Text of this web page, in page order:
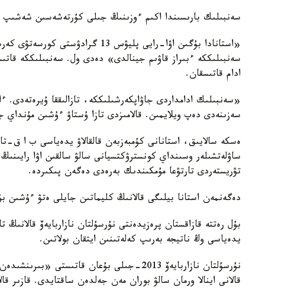
سەنبىلىك بارىسىندا اكىم ءوزىنىڭ جىلى كۇرتەشەسىن
«استانادا بۇگىن اۋا-رايى پليۋس
ادام قاتىسقان.
«سەنبىلىك ادامداردى جاۋاپكەرشىلىككە، تازالىققا
سەزىنەدى دەپ ويلايمىن. قالامىزدى تازا ۇستاۋ ءۇشىن
ساۋلەتشىلەر وسىنداي كونسترۋكتسيانى سالۋ سالقىن اۋا
تۋريستەردى تارتۋعا مۇمكىندىك بەرەدى دەگەن پىكىردە.
دەگەنمەن استانا بيلىگى قالانىڭ كليماتىن جايلى ەتۋ ءۇشىن
بۇل رەتتە قازاقستان پرەزيدەنتى نۇرسۇلتان نازاربايەۆ
يدەياسى وڭ ناتيجە بەرىپ كەلەتىنىن ايتقان بولاتىن.
نۇرسۇلتان نازاربايەۆ 2013-جىلى بۇعان
قالانى اينالا ورمان سالۋ بوران مەن جەلدەن ساقتايدى.